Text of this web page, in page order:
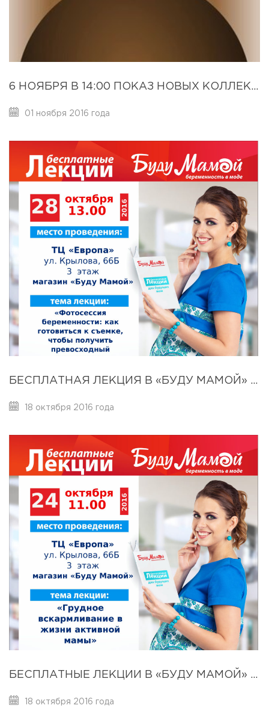
6 НОЯБРЯ В 14:00 ПОКАЗ НОВЫХ КОЛЛЕКЦИЙ «ЗИМА-2016»
01 ноября 2016 года
БЕСПЛАТНАЯ ЛЕКЦИЯ В «БУДУ МАМОЙ» 28 ОКТЯБРЯ 2016Г.
18 октября 2016 года
БЕСПЛАТНЫЕ ЛЕКЦИИ В «БУДУ МАМОЙ» 24 ОКТЯБРЯ 2016Г.
18 октября 2016 года